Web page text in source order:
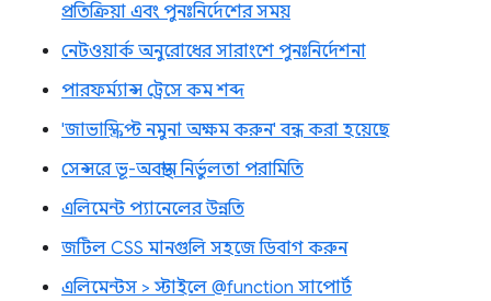
প্রতিক্রিয়া এবং পুনঃনির্দেশের সময়
নেটওয়ার্ক অনুরোধের সারাংশে পুনঃনির্দেশনা
পারফর্ম্যান্স ট্রেসে কম শব্দ
'জাভাস্ক্রিপ্ট নমুনা অক্ষম করুন' বন্ধ করা হয়েছে
সেন্সরে ভূ-অবস্থান নির্ভুলতা পরামিতি
এলিমেন্ট প্যানেলের উন্নতি
জটিল CSS মানগুলি সহজে ডিবাগ করুন
এলিমেন্টস > স্টাইলে @function সাপোর্ট